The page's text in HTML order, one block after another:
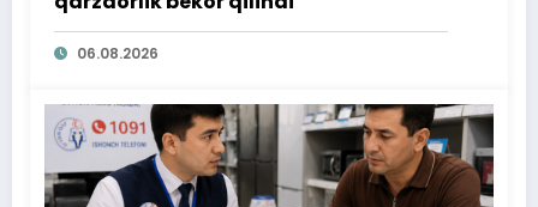
06.08.2026